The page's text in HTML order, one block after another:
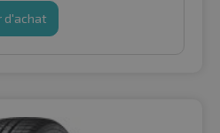
d'achat